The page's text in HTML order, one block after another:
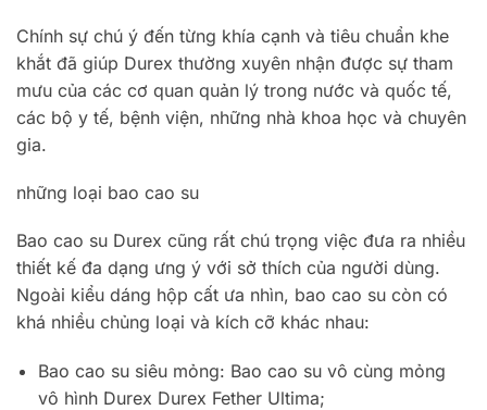
Chính sự chú ý đến từng khía cạnh và tiêu chuẩn khe
khắt đã giúp Durex thường xuyên nhận được sự tham
mưu của các cơ quan quản lý trong nước và quốc tế,
các bộ y tế, bệnh viện, những nhà khoa học và chuyên
gia.
những loại bao cao su
Bao cao su Durex cũng rất chú trọng việc đưa ra nhiều
thiết kế đa dạng ưng ý với sở thích của người dùng.
Ngoài kiểu dáng hộp cất ưa nhìn, bao cao su còn có
khá nhiều chủng loại và kích cỡ khác nhau:
Bao cao su siêu mỏng: Bao cao su vô cùng mỏng
vô hình Durex Durex Fether Ultima;